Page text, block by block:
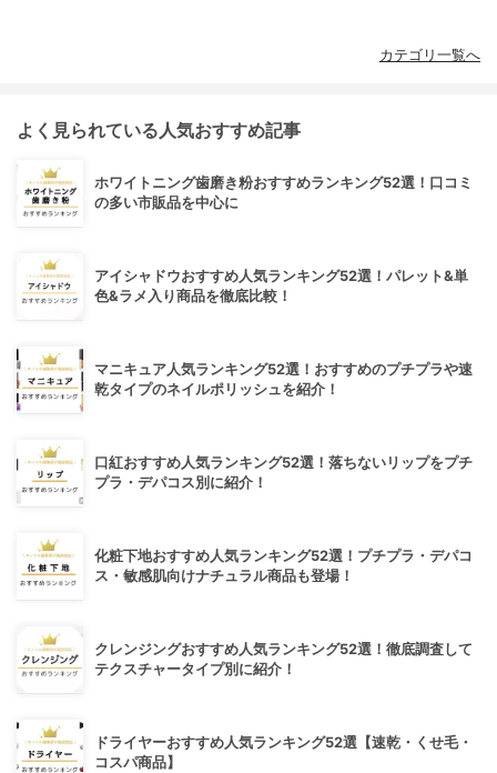
カテゴリ一覧へ
よく見られている人気おすすめ記事
ホワイトニング歯磨き粉おすすめランキング52選！口コミ
の多い市販品を中心に
アイシャドウおすすめ人気ランキング52選！パレット&単
色&ラメ入り商品を徹底比較！
マニキュア人気ランキング52選！おすすめのプチプラや速
乾タイプのネイルポリッシュを紹介！
口紅おすすめ人気ランキング52選！落ちないリップをプチ
プラ・デパコス別に紹介！
化粧下地おすすめ人気ランキング52選！プチプラ・デパコ
ス・敏感肌向けナチュラル商品も登場！
クレンジングおすすめ人気ランキング52選！徹底調査して
テクスチャータイプ別に紹介！
ドライヤーおすすめ人気ランキング52選【速乾・くせ毛・
コスパ商品】